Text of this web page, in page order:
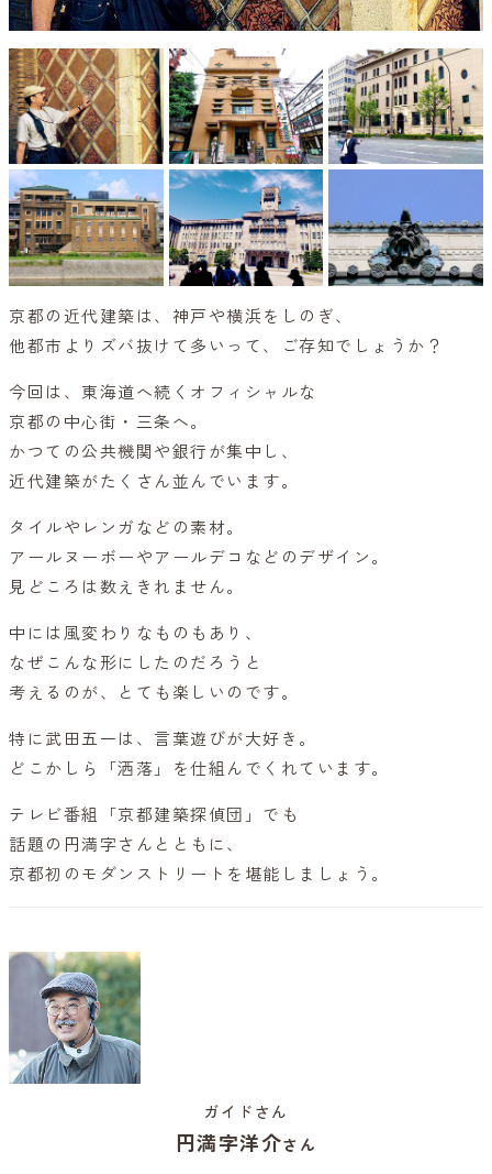
京都の近代建築は、神戸や横浜をしのぎ、
他都市よりズバ抜けて多いって、ご存知でしょうか？
今回は、東海道へ続くオフィシャルな
京都の中心街・三条へ。
かつての公共機関や銀行が集中し、
近代建築がたくさん並んでいます。
タイルやレンガなどの素材。
アールヌーボーやアールデコなどのデザイン。
見どころは数えきれません。
中には風変わりなものもあり、
なぜこんな形にしたのだろうと
考えるのが、とても楽しいのです。
特に武田五一は、言葉遊びが大好き。
どこかしら「洒落」を仕組んでくれています。
テレビ番組「京都建築探偵団」でも
話題の円満字さんとともに、
京都初のモダンストリートを堪能しましょう。
ガイドさん
円満字洋介さん